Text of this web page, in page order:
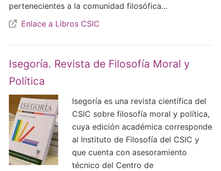
pertenecientes a la comunidad filosófica...
Enlace a Libros CSIC
Isegoría. Revista de Filosofía Moral y
Política
Isegoría es una revista científica del
CSIC sobre filosofía moral y política,
cuya edición académica corresponde
al Instituto de Filosofía del CSIC y
que cuenta con asesoramiento
técnico del Centro de